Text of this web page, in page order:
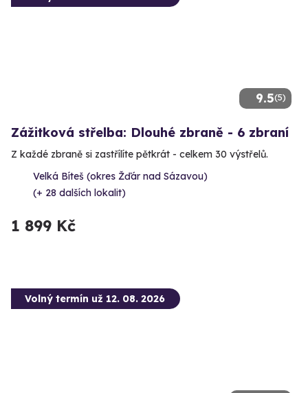
9.5(5)
Zážitková střelba: Dlouhé zbraně - 6 zbraní
Z každé zbraně si zastřílíte pětkrát - celkem 30 výstřelů.
Velká Bíteš (okres Žďár nad Sázavou)
(+ 28 dalších lokalit)
1 899 Kč
Volný termín už 12. 08. 2026